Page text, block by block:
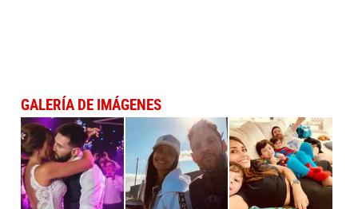
GALERÍA DE IMÁGENES